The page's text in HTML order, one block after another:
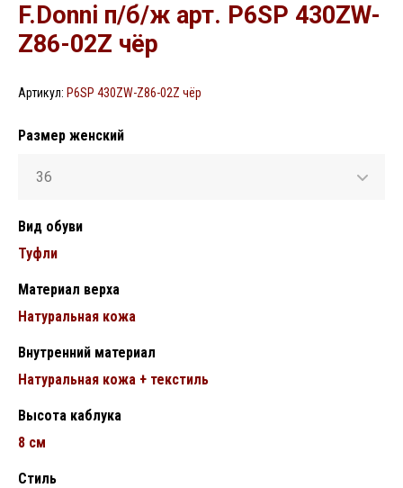
F.Donni п/б/ж арт. P6SP 430ZW-
Z86-02Z чёр
Артикул: P6SP 430ZW-Z86-02Z чёр
Размер женский
36
Вид обуви
Туфли
Материал верха
Натуральная кожа
Внутренний материал
Натуральная кожа + текстиль
Высота каблука
8 см
Стиль